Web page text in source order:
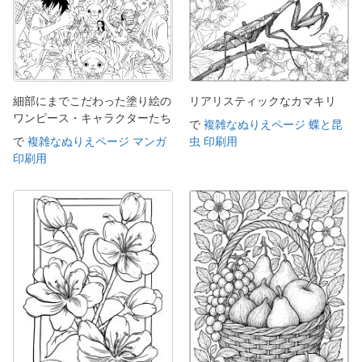
細部にまでこだわった塗り絵の
ワンピース・キャラクターたち
で 複雑なぬりえページ マンガ
印刷用
リアリスティックなカマキリ
で 複雑なぬりえページ 蝶と昆
虫 印刷用